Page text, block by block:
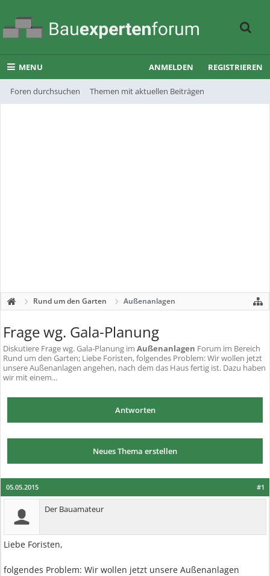
MENU
Foren durchsuchen Themen mit aktuellen Beiträgen
ANMELDEN REGISTRIEREN
Rund um den Garten Außenanlagen
Frage wg. Gala-Planung
Diskutiere Frage wg. Gala-Planung im Außenanlagen Forum im Bereich
Rund um den Garten; Liebe Foristen, folgendes Problem: Wir wollen jetzt
unsere Außenanlagen angehen, nach dem das Haus fertig ist. Dazu haben
wir mit einem...
Antworten
Neues Thema erstellen
#1
05.05.2015
Der Bauamateur
Liebe Foristen,
folgendes Problem: Wir wollen jetzt unsere Außenanlagen